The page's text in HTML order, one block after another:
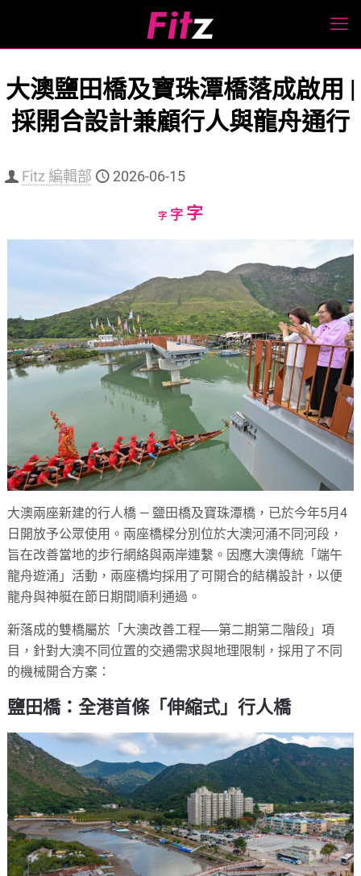
大澳鹽田橋及寶珠潭橋落成啟用 |
採開合設計兼顧行人與龍舟通行
Fitz 編輯部 2026-06-15
字Decrease
字Reset
字Increase
大澳兩座新建的行人橋 — 鹽田橋及寶珠潭橋，已於今年5月4
日開放予公眾使用。兩座橋樑分別位於大澳河涌不同河段，
旨在改善當地的步行網絡與兩岸連繫。因應大澳傳統「端午
龍舟遊涌」活動，兩座橋均採用了可開合的結構設計，以便
龍舟與神艇在節日期間順利通過。
新落成的雙橋屬於「大澳改善工程──第二期第二階段」項
目，針對大澳不同位置的交通需求與地理限制，採用了不同
的機械開合方案：
鹽田橋：全港首條「伸縮式」行人橋